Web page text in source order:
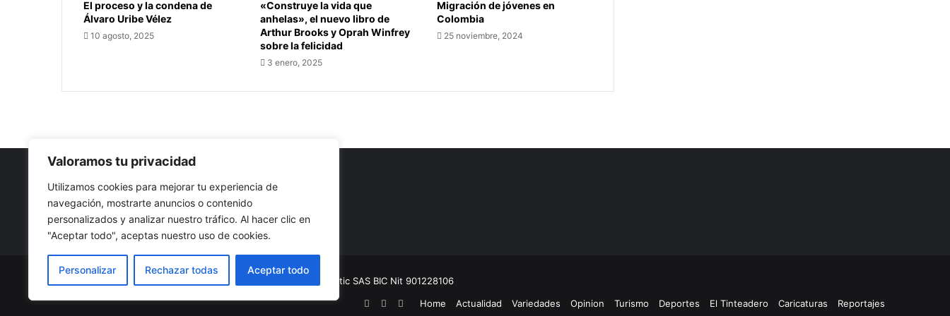
Valoramos tu privacidad
Utilizamos cookies para mejorar tu experiencia de
navegación, mostrarte anuncios o contenido
personalizados y analizar nuestro tráfico. Al hacer clic en
"Aceptar todo", aceptas nuestro uso de cookies.
Personalizar Rechazar todas Aceptar todo
El proceso y la condena de
Álvaro Uribe Vélez
10 agosto, 2025
«Construye la vida que
anhelas», el nuevo libro de
Arthur Brooks y Oprah Winfrey
sobre la felicidad
3 enero, 2025
Migración de jóvenes en
Colombia
25 noviembre, 2024
Nuestro propósito: Compartir opinión, actualidad y noticias
con la mejor calidad y sin censura.
Comunitic SAS BIC Nit 901228106
Home
Actualidad Variedades Opinion Turismo Deportes El Tinteadero Caricaturas Reportajes
FacebookYouTubeInstagram